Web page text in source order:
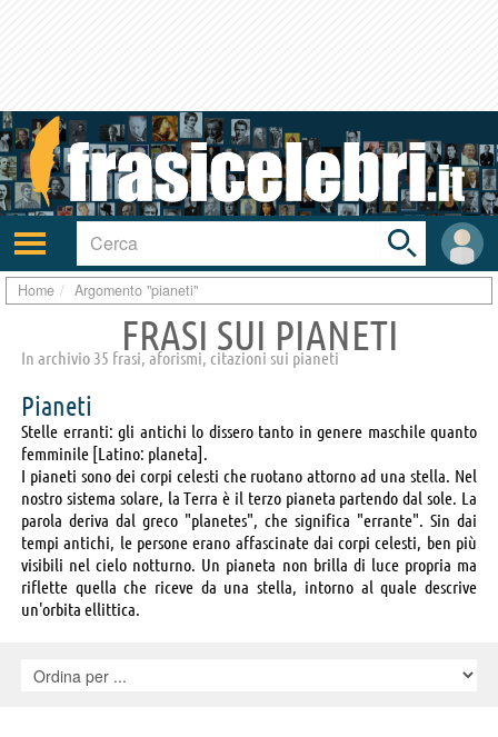
Attiva/disattiva
navigazione
User
area
Toggle
search
bar
Home Argomento "pianeti"
FRASI SUI PIANETI
In archivio 35 frasi, aforismi, citazioni sui pianeti
Pianeti
Stelle erranti: gli antichi lo dissero tanto in genere maschile quanto
femminile [Latino: planeta].
I pianeti sono dei corpi celesti che ruotano attorno ad una stella. Nel
nostro sistema solare, la Terra è il terzo pianeta partendo dal sole. La
parola deriva dal greco "planetes", che significa "errante". Sin dai
tempi antichi, le persone erano affascinate dai corpi celesti, ben più
visibili nel cielo notturno. Un pianeta non brilla di luce propria ma
riflette quella che riceve da una stella, intorno al quale descrive
un'orbita ellittica.